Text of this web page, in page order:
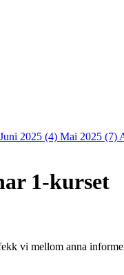
Juni 2025 (4) Mai 2025 (7)
1-kurset
vi mellom anna